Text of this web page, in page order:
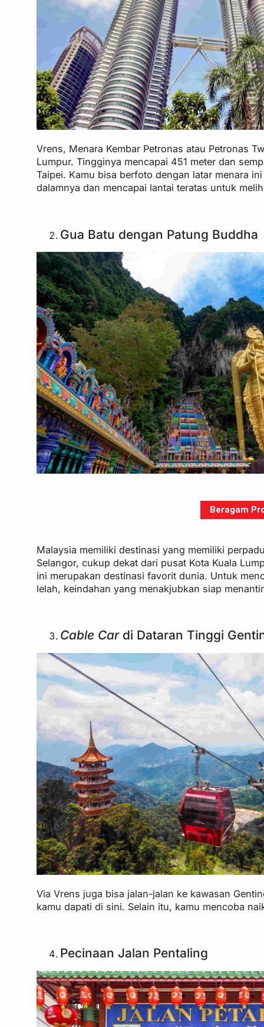
Vrens, Menara Kembar Petronas atau Petronas
Lumpur. Tingginya mencapai 451 meter dan
Taipei. Kamu bisa berfoto dengan latar menara
dalamnya dan mencapai lantai teratas untuk
Gua Batu dengan Patung Buddha
Beragam
Malaysia memiliki destinasi yang memiliki
Selangor, cukup dekat dari pusat Kota Kuala
ini merupakan destinasi favorit dunia. Untuk
lelah, keindahan yang menakjubkan siap
Cable Car di Dataran Tinggi
Via Vrens juga bisa jalan-jalan ke kawasan
kamu dapati di sini. Selain itu, kamu mencoba
Pecinaan Jalan Pentaling